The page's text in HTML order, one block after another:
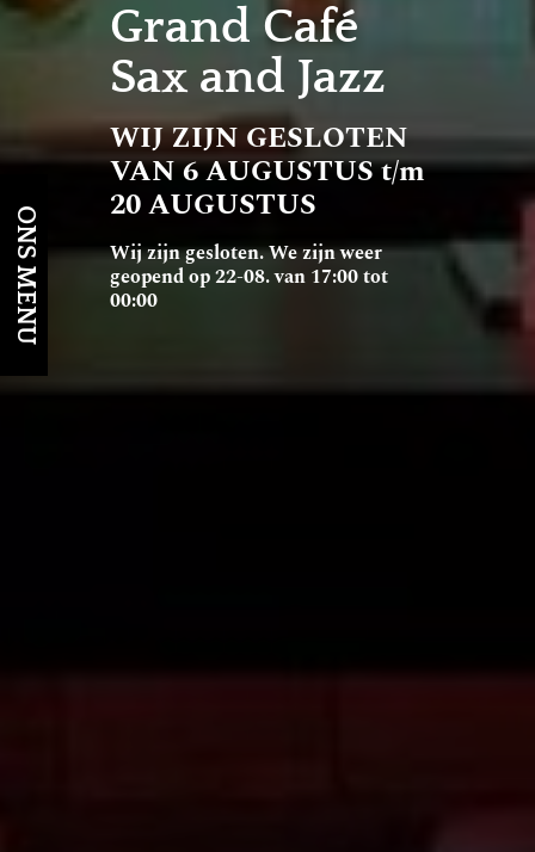
Grand Café
Sax and Jazz
WIJ ZIJN GESLOTEN
VAN 6 AUGUSTUS t/m
20 AUGUSTUS
Wij zijn gesloten. We zijn weer
geopend op 22-08. van 17:00 tot
00:00
ONS MENU